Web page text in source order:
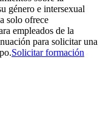
género e intersexual
solo ofrece
empleados de la
para solicitar una
Solicitar formación